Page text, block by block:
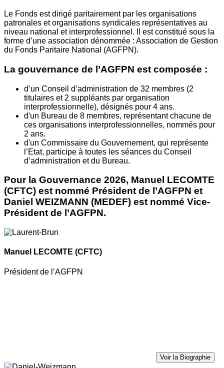
Le Fonds est dirigé paritairement par les organisations
patronales et organisations syndicales représentatives au
niveau national et interprofessionnel. Il est constitué sous la
forme d’une association dénommée : Association de Gestion
du Fonds Paritaire National (AGFPN).
La gouvernance de l’AGFPN est composée :
d’un Conseil d’administration de 32 membres (2
titulaires et 2 suppléants par organisation
interprofessionnelle), désignés pour 4 ans.
d'un Bureau de 8 membres, représentant chacune de
ces organisations interprofessionnelles, nommés pour
2 ans.
d'un Commissaire du Gouvernement, qui représente
l’Etat, participe à toutes les séances du Conseil
d’administration et du Bureau.
Pour la Gouvernance 2026, Manuel LECOMTE
(CFTC) est nommé Président de l’AGFPN et
Daniel WEIZMANN (MEDEF) est nommé Vice-
Président de l’AGFPN.
Manuel LECOMTE (CFTC)
Président de l’AGFPN
Voir la Biographie